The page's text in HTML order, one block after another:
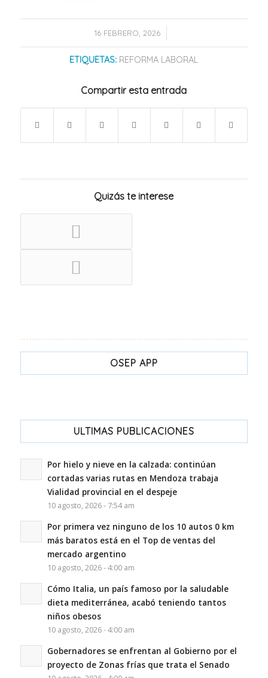
16 FEBRERO, 2026
/
ETIQUETAS: REFORMA LABORAL
Compartir esta entrada
Quizás te interese
OSEP APP
ULTIMAS PUBLICACIONES
Por hielo y nieve en la calzada: continúan
cortadas varias rutas en Mendoza trabaja
Vialidad provincial en el despeje
10 agosto, 2026 - 7:54 am
Por primera vez ninguno de los 10 autos 0 km
más baratos está en el Top de ventas del
mercado argentino
10 agosto, 2026 - 4:00 am
Cómo Italia, un país famoso por la saludable
dieta mediterránea, acabó teniendo tantos
niños obesos
10 agosto, 2026 - 4:00 am
Gobernadores se enfrentan al Gobierno por el
proyecto de Zonas frías que trata el Senado